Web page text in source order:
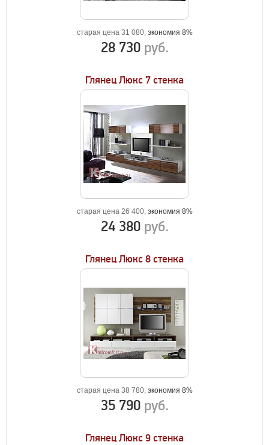
старая цена 31 080, экономия 8%
28 730 руб.
Глянец Люкс 7 стенка
старая цена 26 400, экономия 8%
24 380 руб.
Глянец Люкс 8 стенка
старая цена 38 780, экономия 8%
35 790 руб.
Глянец Люкс 9 стенка